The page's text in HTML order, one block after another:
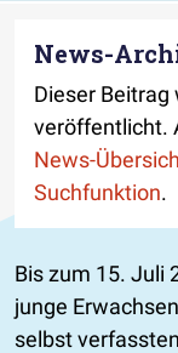
News-
Dieser Beitrag
veröffentlicht.
News-
Suchfunktion.
Bis zum 15. Juli
junge
selbst